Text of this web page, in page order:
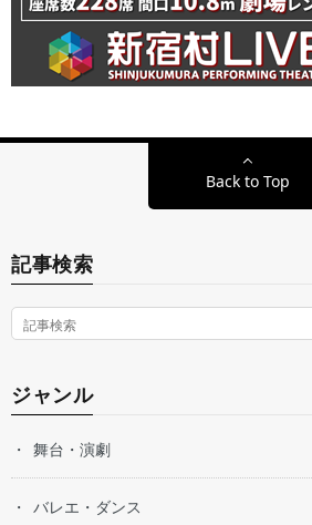
Back to Top
記事検索
ジャンル
舞台・演劇
バレエ・ダンス